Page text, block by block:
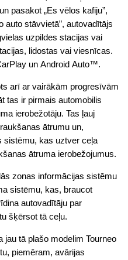
pasakot „Es vēlos kafiju”,
auto stāvvietā”, autovadītājs
uzpildes stacijas vai
lidostas vai viesnīcas.
un Android Auto™.
arī ar vairākām progresīvām
tas ir pirmais automobilis
ierobežotāju. Tas ļauj
ātrumu un,
sistēmu, kas uztver ceļa
ātruma ierobežojumus.
zonas informācijas sistēmu
sistēmu, kas, braucot
autovadītāju par
šķērsot tā ceļu.
tā plašo modelim Tourneo
piemēram, avārijas